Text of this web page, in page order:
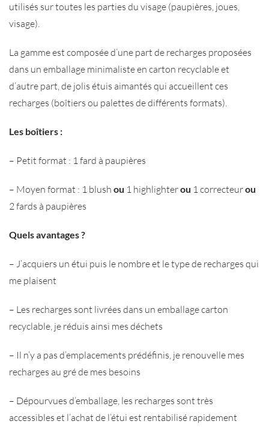
utilisés sur toutes les parties du visage (paupières, joues,
visage).
La gamme est composée d’une part de recharges proposées
dans un emballage minimaliste en carton recyclable et
d’autre part, de jolis étuis aimantés qui accueillent ces
recharges (boîtiers ou palettes de différents formats).
Les boîtiers :
– Petit format : 1 fard à paupières
– Moyen format : 1 blush ou 1 highlighterou 1 correcteurou
2 fards à paupières
Quels avantages ?
– J’acquiers un étui puis le nombre et le type de recharges qui
me plaisent
– Les recharges sont livrées dans un emballage carton
recyclable, je réduis ainsi mes déchets
– Il n’y a pas d’emplacements prédéfinis, je renouvelle mes
recharges au gré de mes besoins
– Dépourvues d’emballage, les recharges sont très
accessibles et l’achat de l’étui est rentabilisé rapidement